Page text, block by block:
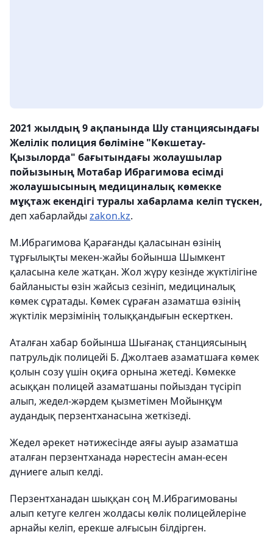
2021 жылдың 9 ақпанында Шу станциясындағы
Желілік полиция бөліміне "Көкшетау-
Қызылорда" бағытындағы жолаушылар
пойызының Мотабар Ибрагимова есімді
жолаушысының медициналық көмекке
мұқтаж екендігі туралы хабарлама келіп түскен,
деп хабарлайды zakon.kz.
М.Ибрагимова Қарағанды қаласынан өзінің
тұрғылықты мекен-жайы бойынша Шымкент
қаласына келе жатқан. Жол жүру кезінде жүктілігіне
байланысты өзін жайсыз сезініп, медициналық
көмек сұратады. Көмек сұраған азаматша өзінің
жүктілік мерзімінің толыққандығын ескерткен.
Аталған хабар бойынша Шығанақ станциясының
патрульдік полицейі Б. Джолтаев азаматшаға көмек
қолын созу үшін оқиға орнына жетеді. Көмекке
асыққан полицей азаматшаны пойыздан түсіріп
алып, жедел-жәрдем қызметімен Мойынқұм
аудандық перзентханасына жеткізеді.
Жедел әрекет нәтижесінде аяғы ауыр азаматша
аталған перзентханада нәрестесін аман-есен
дүниеге алып келді.
Перзентханадан шыққан соң М.Ибрагимованы
алып кетуге келген жолдасы көлік полицейлеріне
арнайы келіп, ерекше алғысын білдірген.